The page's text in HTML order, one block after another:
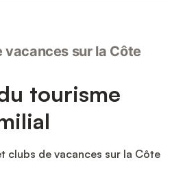
sur la Côte
tourisme
clubs de vacances sur la Côte